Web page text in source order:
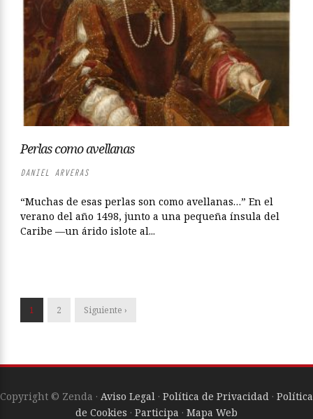
Perlas como avellanas
DANIEL ARVERAS
“Muchas de esas perlas son como avellanas…” En el
verano del año 1498, junto a una pequeña ínsula del
Caribe —un árido islote al...
1 2 Siguiente ›
Copyright © Zenda · Aviso Legal · Política de Privacidad · Política
de Cookies · Participa · Mapa Web